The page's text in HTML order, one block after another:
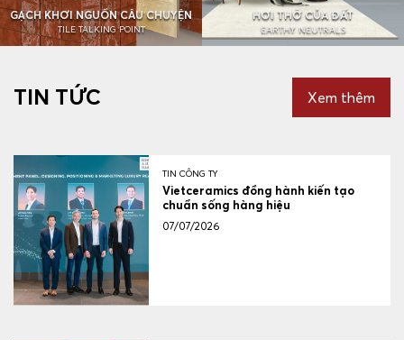
GẠCH KHƠI NGUỒN CÂU CHUYỆN
TILE TALKING POINT
HƠI THỞ CỦA ĐẤT
EARTHY NEUTRALS
TIN TỨC Xem thêm
TIN CÔNG TY
Vietceramics đồng hành kiến tạo
chuẩn sống hàng hiệu
07/07/2026